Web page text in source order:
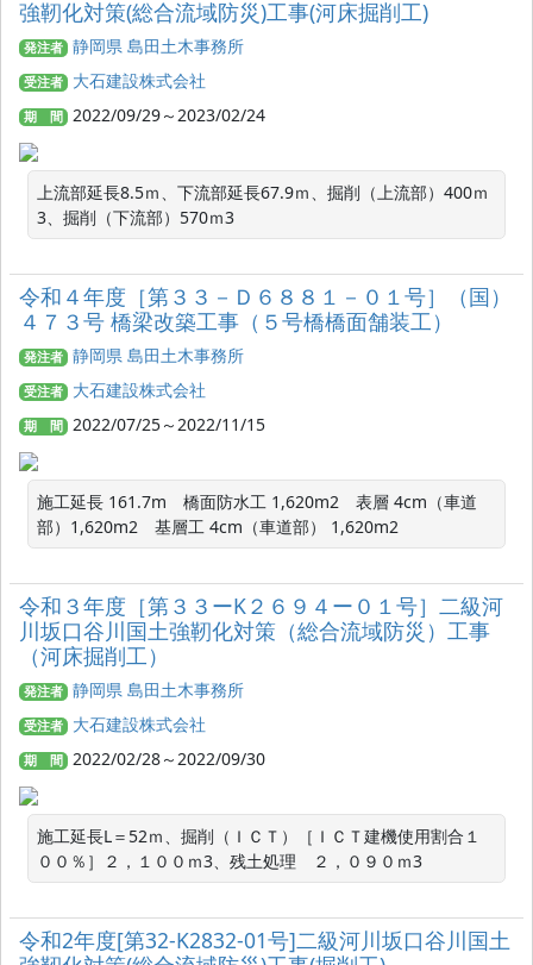
強靭化対策(総合流域防災)工事(河床掘削工)
発注者 静岡県 島田土木事務所
受注者 大石建設株式会社
期 間 2022/09/29～2023/02/24
上流部延長8.5ｍ、下流部延長67.9ｍ、掘削（上流部）400ｍ
3、掘削（下流部）570ｍ3
令和４年度［第３３－Ｄ６８８１－０１号］（国）
４７３号 橋梁改築工事（５号橋橋面舗装工）
発注者 静岡県 島田土木事務所
受注者 大石建設株式会社
期 間 2022/07/25～2022/11/15
施工延長 161.7m　橋面防水工 1,620m2　表層 4cm（車道
部）1,620m2　基層工 4cm（車道部） 1,620m2
令和３年度［第３３ーK２６９４ー０１号］二級河
川坂口谷川国土強靭化対策（総合流域防災）工事
（河床掘削工）
発注者 静岡県 島田土木事務所
受注者 大石建設株式会社
期 間 2022/02/28～2022/09/30
施工延長L＝52ｍ、掘削（ＩＣＴ）［ＩＣＴ建機使用割合１
００％］２，１００ｍ3、残土処理　２，０９０ｍ3
令和2年度[第32-K2832-01号]二級河川坂口谷川国土